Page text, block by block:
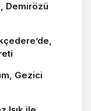
Demirözü
Gezici